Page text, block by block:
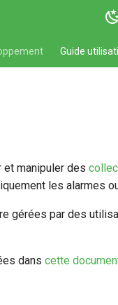
Guide
manipuler des
les alarmes
gérées par des
dans cette